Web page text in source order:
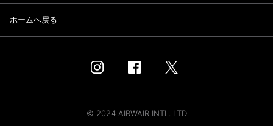
ホームへ戻る
© 2024 AIRWAIR INTL. LTD